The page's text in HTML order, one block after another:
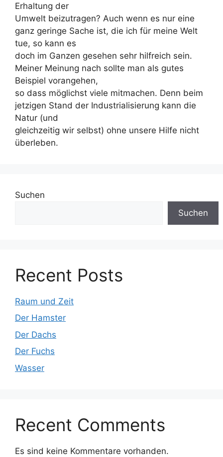
Erhaltung der
Umwelt beizutragen? Auch wenn es nur eine
ganz geringe Sache ist, die ich für meine Welt
tue, so kann es
doch im Ganzen gesehen sehr hilfreich sein.
Meiner Meinung nach sollte man als gutes
Beispiel vorangehen,
so dass möglichst viele mitmachen. Denn beim
jetzigen Stand der Industrialisierung kann die
Natur (und
gleichzeitig wir selbst) ohne unsere Hilfe nicht
überleben.
Suchen
Suchen
Recent Posts
Raum und Zeit
Der Hamster
Der Dachs
Der Fuchs
Wasser
Recent Comments
Es sind keine Kommentare vorhanden.